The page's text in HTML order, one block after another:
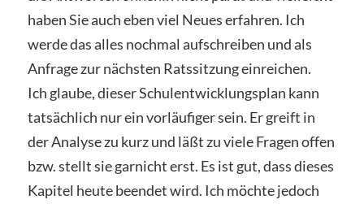
haben Sie auch eben viel Neues erfahren. Ich
werde das alles nochmal aufschreiben und als
Anfrage zur nächsten Ratssitzung einreichen.
Ich glaube, dieser Schulentwicklungsplan kann
tatsächlich nur ein vorläufiger sein. Er greift in
der Analyse zu kurz und läßt zu viele Fragen offen
bzw. stellt sie garnicht erst. Es ist gut, dass dieses
Kapitel heute beendet wird. Ich möchte jedoch